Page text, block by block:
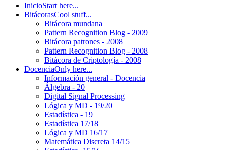
InicioStart here...
BitácorasCool stuff...
Bitácora mundana
Pattern Recognition Blog - 2009
Bitácora patrones - 2008
Pattern Recognition Blog - 2008
Bitácora de Criptología - 2008
DocenciaOnly here...
Información general - Docencia
Álgebra - 20
Digital Signal Processing
Lógica y MD - 19/20
Estadística - 19
Estadística 17/18
Lógica y MD 16/17
Matemática Discreta 14/15